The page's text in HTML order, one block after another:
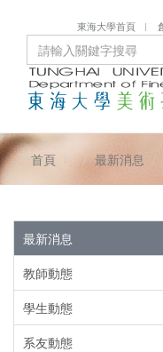
東海大學首頁
首頁 最新消息
最新消息
教師動態
學生動態
系友動態